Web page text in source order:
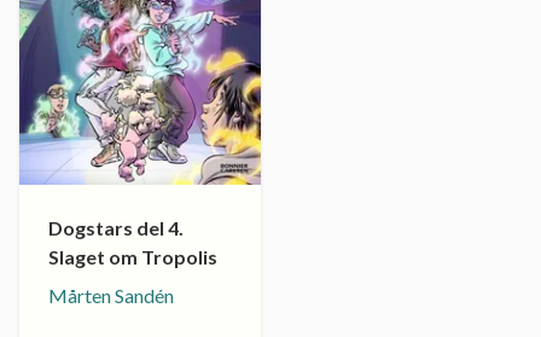
Dogstars del 4.
Slaget om Tropolis
Mårten Sandén